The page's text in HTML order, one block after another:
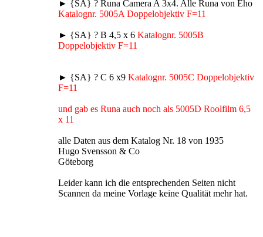
► {SA} ? Runa Camera A 3x4. Alle Runa von Eho
Katalognr. 5005A Doppelobjektiv F=11
► {SA} ? B 4,5 x 6 Katalognr. 5005B
Doppelobjektiv F=11
► {SA} ? C 6 x9 Katalognr. 5005C Doppelobjektiv
F=11
und gab es Runa auch noch als 5005D Roolfilm 6,5
x 11
alle Daten aus dem Katalog Nr. 18 von 1935
Hugo Svensson & Co
Göteborg
Leider kann ich die entsprechenden Seiten nicht
Scannen da meine Vorlage keine Qualität mehr hat.